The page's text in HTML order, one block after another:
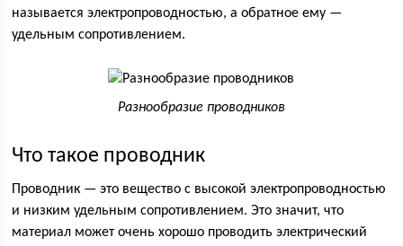
называется электропроводностью, а обратное ему —
удельным сопротивлением.
Разнообразие проводников
Что такое проводник
Проводник — это вещество с высокой электропроводностью
и низким удельным сопротивлением. Это значит, что
материал может очень хорошо проводить электрический